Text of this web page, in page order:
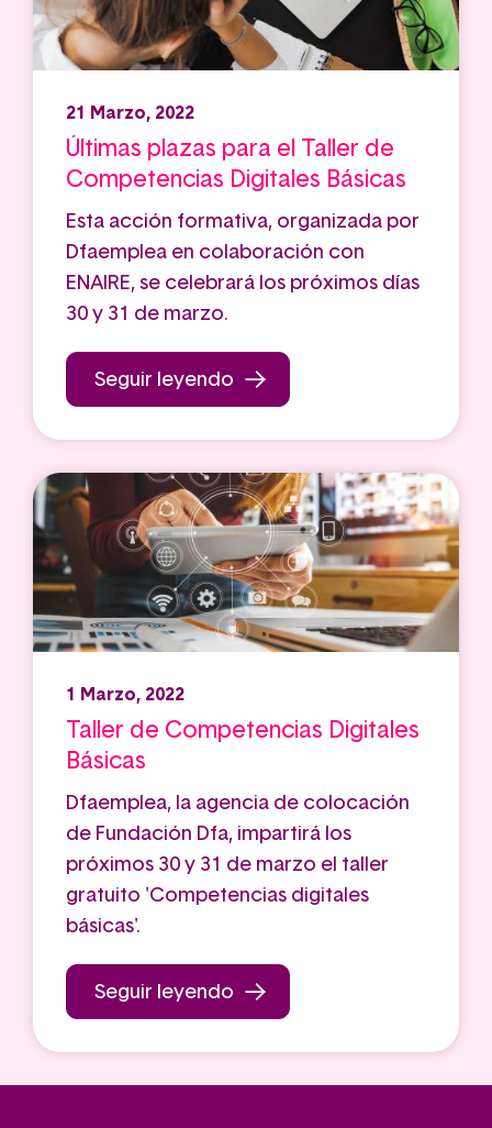
21 Marzo, 2022
Últimas plazas para el Taller de
Competencias Digitales Básicas
Esta acción formativa, organizada por
Dfaemplea en colaboración con
ENAIRE, se celebrará los próximos días
30 y 31 de marzo.
Seguir leyendo
1 Marzo, 2022
Taller de Competencias Digitales
Básicas
Dfaemplea, la agencia de colocación
de Fundación Dfa, impartirá los
próximos 30 y 31 de marzo el taller
gratuito 'Competencias digitales
básicas'.
Seguir leyendo